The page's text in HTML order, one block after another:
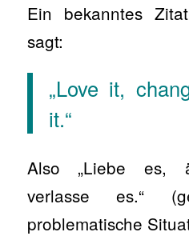
Ein bekanntes
sagt:
„Love it,
it.“
Also „Liebe es,
verlasse es.“
problematische